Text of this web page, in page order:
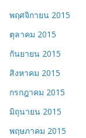
พฤศจิกายน 2015
ตุลาคม 2015
กันยายน 2015
สิงหาคม 2015
กรกฎาคม 2015
มิถุนายน 2015
พฤษภาคม 2015